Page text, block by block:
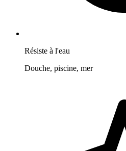
Résiste à l'eau
Douche, piscine, mer